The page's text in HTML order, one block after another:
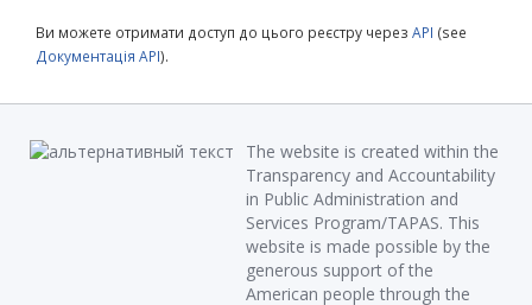
Ви можете отримати доступ до цього реєстру через API (see
Документація API).
The website is created within the
Transparency and Accountability
in Public Administration and
Services Program/TAPAS. This
website is made possible by the
generous support of the
American people through the